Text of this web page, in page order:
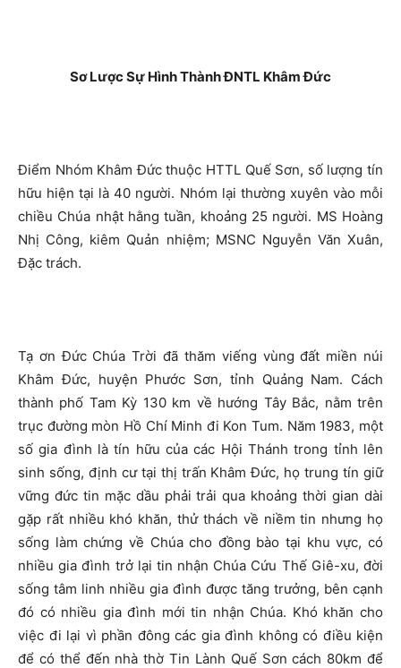
Sơ Lược Sự Hình Thành ĐNTL Khâm Đức
Điểm Nhóm Khâm Đức thuộc HTTL Quế Sơn, số lượng tín
hữu hiện tại là 40 người. Nhóm lại thường xuyên vào mỗi
chiều Chúa nhật hằng tuần, khoảng 25 người. MS Hoàng
Nhị Công, kiêm Quản nhiệm; MSNC Nguyễn Văn Xuân,
Đặc trách.
Tạ ơn Đức Chúa Trời đã thăm viếng vùng đất miền núi
Khâm Đức, huyện Phước Sơn, tỉnh Quảng Nam. Cách
thành phố Tam Kỳ 130 km về hướng Tây Bắc, nằm trên
trục đường mòn Hồ Chí Minh đi Kon Tum. Năm 1983, một
số gia đình là tín hữu của các Hội Thánh trong tỉnh lên
sinh sống, định cư tại thị trấn Khâm Đức, họ trung tín giữ
vững đức tin mặc dầu phải trải qua khoảng thời gian dài
gặp rất nhiều khó khăn, thử thách về niềm tin nhưng họ
sống làm chứng về Chúa cho đồng bào tại khu vực, có
nhiều gia đình trở lại tin nhận Chúa Cứu Thế Giê-xu, đời
sống tâm linh nhiều gia đình được tăng trưởng, bên cạnh
đó có nhiều gia đình mới tin nhận Chúa. Khó khăn cho
việc đi lại vì phần đông các gia đình không có điều kiện
để có thể đến nhà thờ Tin Lành Quế Sơn cách 80km để